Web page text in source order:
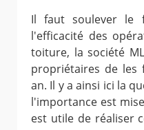
Il faut soulever le
l'efficacité des
toiture, la société
propriétaires de
an. Il y a ainsi ici la
l'importance est
est utile de réaliser